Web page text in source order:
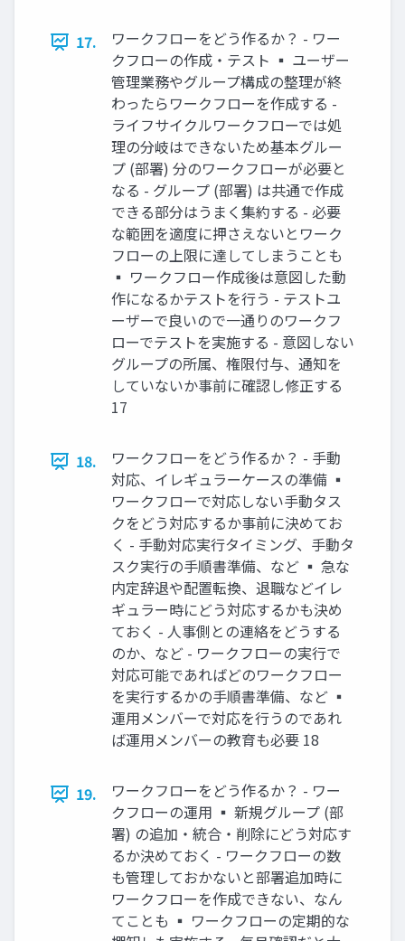
17.
ワークフローをどう作るか？ - ワー
クフローの作成・テスト ▪ ユーザー
管理業務やグループ構成の整理が終
わったらワークフローを作成する -
ライフサイクルワークフローでは処
理の分岐はできないため基本グルー
プ (部署) 分のワークフローが必要と
なる - グループ (部署) は共通で作成
できる部分はうまく集約する - 必要
な範囲を適度に押さえないとワーク
フローの上限に達してしまうことも
▪ ワークフロー作成後は意図した動
作になるかテストを行う - テストユ
ーザーで良いので一通りのワークフ
ローでテストを実施する - 意図しない
グループの所属、権限付与、通知を
していないか事前に確認し修正する
17
18.
ワークフローをどう作るか？ - 手動
対応、イレギュラーケースの準備 ▪
ワークフローで対応しない手動タス
クをどう対応するか事前に決めてお
く - 手動対応実行タイミング、手動タ
スク実行の手順書準備、など ▪ 急な
内定辞退や配置転換、退職などイレ
ギュラー時にどう対応するかも決め
ておく - 人事側との連絡をどうする
のか、など - ワークフローの実行で
対応可能であればどのワークフロー
を実行するかの手順書準備、など ▪
運用メンバーで対応を行うのであれ
ば運用メンバーの教育も必要 18
19.
ワークフローをどう作るか？ - ワー
クフローの運用 ▪ 新規グループ (部
署) の追加・統合・削除にどう対応す
るか決めておく - ワークフローの数
も管理しておかないと部署追加時に
ワークフローを作成できない、なん
てことも ▪ ワークフローの定期的な